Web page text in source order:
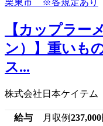
【カップラー
ン）】重いも
ス...
株式会社日本ケイテム
給与 月収例237,000